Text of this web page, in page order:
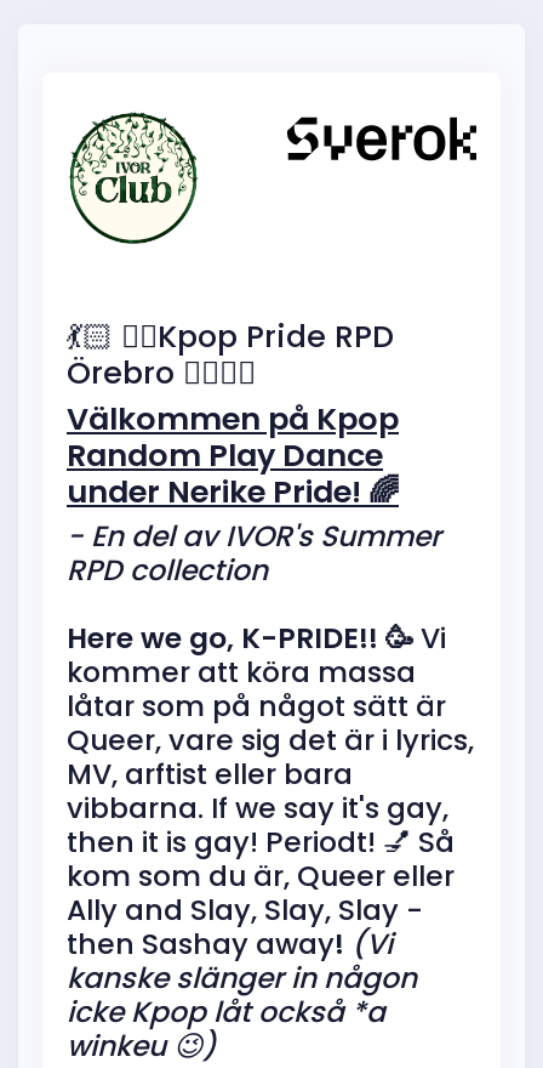
💃🏻 🏳️‍🌈Kpop Pride RPD
Örebro 🏳️‍🌈💃🏻
Välkommen på Kpop
Random Play Dance
under Nerike Pride! 🌈
- En del av IVOR's Summer
RPD collection
Here we go, K-PRIDE!! 🥳Vi
kommer att köra massa
låtar som på något sätt är
Queer, vare sig det är i lyrics,
MV, arftist eller bara
vibbarna. If we say it's gay,
then it is gay! Periodt! 💅 Så
kom som du är, Queer eller
Ally and Slay, Slay, Slay -
then Sashay away! (Vi
kanske slänger in någon
icke Kpop låt också *a
winkeu 😉)